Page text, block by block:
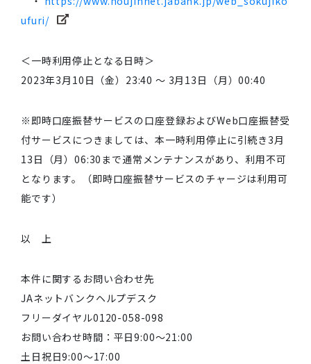
ufuri/
＜一時利用停止となる日時＞
2023年3月10日（金）23:40 ～ 3月13日（月）00:40
※即時口座振替サービスの口座登録およびWeb口座振替受
付サービスにつきましては、本一時利用停止に引続き3月
13日（月）06:30まで通常メンテナンスがあり、利用不可
となります。（即時口座振替サービスのチャージは利用可
能です）
以 上
本件に関するお問い合わせ先
JAネットバンクヘルプデスク
フリーダイヤル0120-058-098
お問い合わせ時間：平日9:00～21:00
土日祝日9:00～17:00